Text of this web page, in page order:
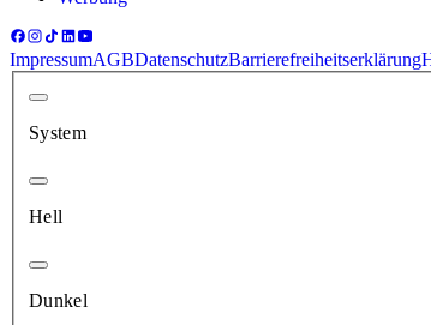
ImpressumAGBDatenschutzBarrierefreiheitserklärung
System
Hell
Dunkel